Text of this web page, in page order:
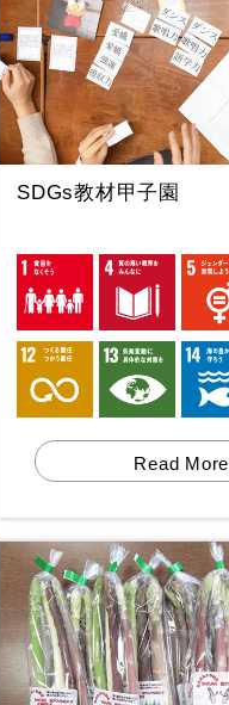
SDGs教材甲子園
Read More